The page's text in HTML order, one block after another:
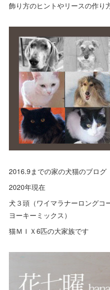
(16)
(10)
(2)
飾り方のヒントやリースの作り
2016.9までの家の犬猫のブログ
2020年現在
犬３頭（ワイマラナーロングコ
ヨーキーミックス）
猫ＭＩＸ6匹の大家族です